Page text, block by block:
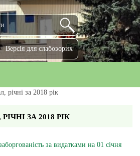
Версiя для слабозорих
річні за 2018 рік
ЗА 2018 РІК
за видатками на 01 січня